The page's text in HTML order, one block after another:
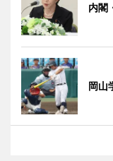
内閣
岡山